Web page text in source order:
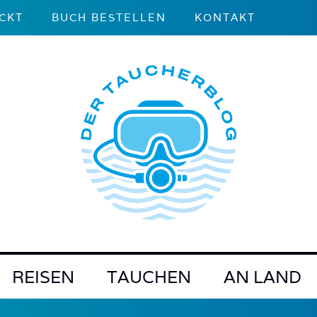
BUCH BESTELLEN KONTAKT
REISEN TAUCHEN AN LAND